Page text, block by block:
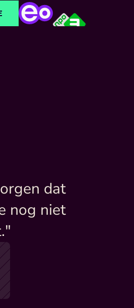
dat
nog niet